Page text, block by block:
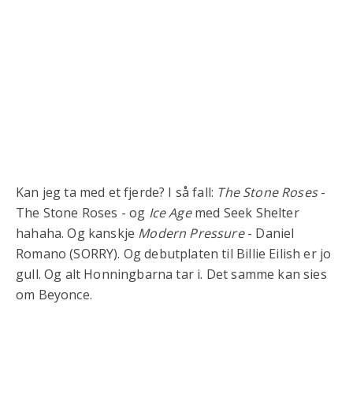
Kan jeg ta med et fjerde? I så fall: The Stone Roses-
The Stone Roses - og Ice Agemed Seek Shelter
hahaha. Og kanskje Modern Pressure- Daniel
Romano (SORRY). Og debutplaten til Billie Eilish er jo
gull. Og alt Honningbarna tar i. Det samme kan sies
om Beyonce.